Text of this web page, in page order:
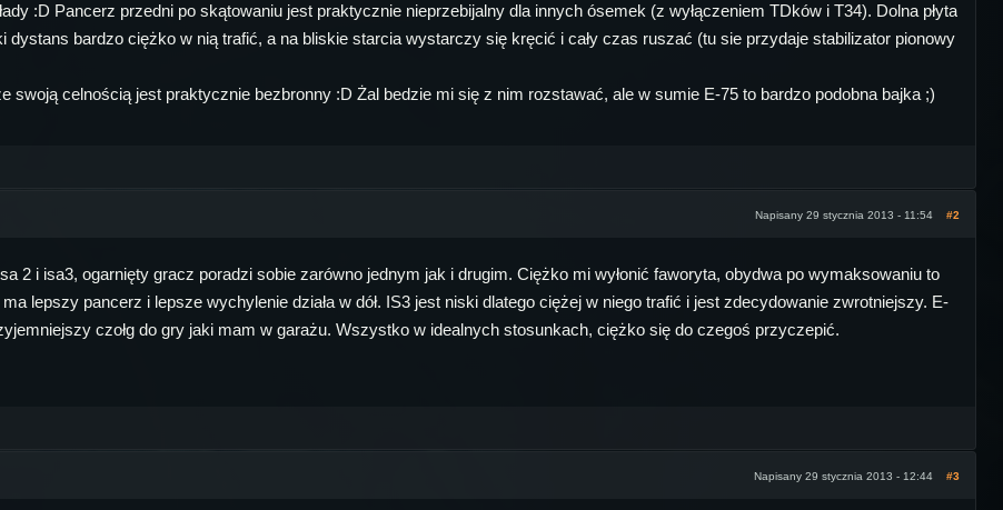
:D Pancerz przedni po skątowaniu jest praktycznie nieprzebijalny dla innych ósemek (z wyłączeniem TDków i T34). Dolna płyta
dystans bardzo ciężko w nią trafić, a na bliskie starcia wystarczy się kręcić i cały czas ruszać (tu sie przydaje stabilizator pionowy
swoją celnością jest praktycznie bezbronny :D Żal bedzie mi się z nim rozstawać, ale w sumie E-75 to bardzo podobna bajka ;)
Napisany 29 stycznia 2013 - 11:54 #2
2 i isa3, ogarnięty gracz poradzi sobie zarówno jednym jak i drugim. Ciężko mi wyłonić faworyta, obydwa po wymaksowaniu to
lepszy pancerz i lepsze wychylenie działa w dół. IS3 jest niski dlatego ciężej w niego trafić i jest zdecydowanie zwrotniejszy. E-
czołg do gry jaki mam w garażu. Wszystko w idealnych stosunkach, ciężko się do czegoś przyczepić.
Napisany 29 stycznia 2013 - 12:44 #3